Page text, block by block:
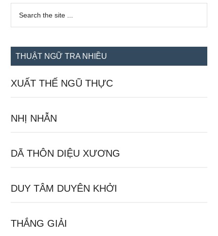
Sidebar
chính
...
THUẬT NGỮ TRA NHIỀU
XUẤT THẾ NGŨ THỰC
NHỊ NHẪN
DÃ THÔN DIỆU XƯƠNG
DUY TÂM DUYÊN KHỞI
THẮNG GIẢI